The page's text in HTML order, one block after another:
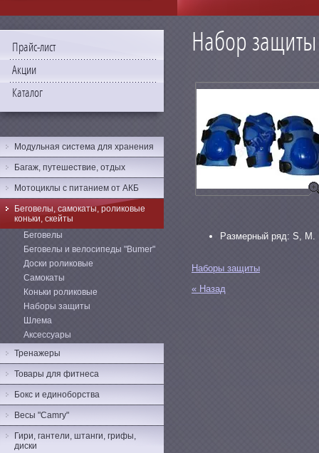
Набор защиты
Размерный ряд: S, M.
Наборы защиты
« Назад
Прайс-лист
Акции
Каталог
Модульная система для хранения
Багаж, путешествие, отдых
Мотоциклы с питанием от АКБ
Беговелы, самокаты, роликовые
коньки, скейты
Беговелы
Беговелы и велосипеды "Bumer"
Доски роликовые
Самокаты
Коньки роликовые
Наборы защиты
Шлема
Аксессуары
Тренажеры
Товары для фитнеса
Бокс и единоборства
Весы "Camry"
Гири, гантели, штанги, грифы,
диски